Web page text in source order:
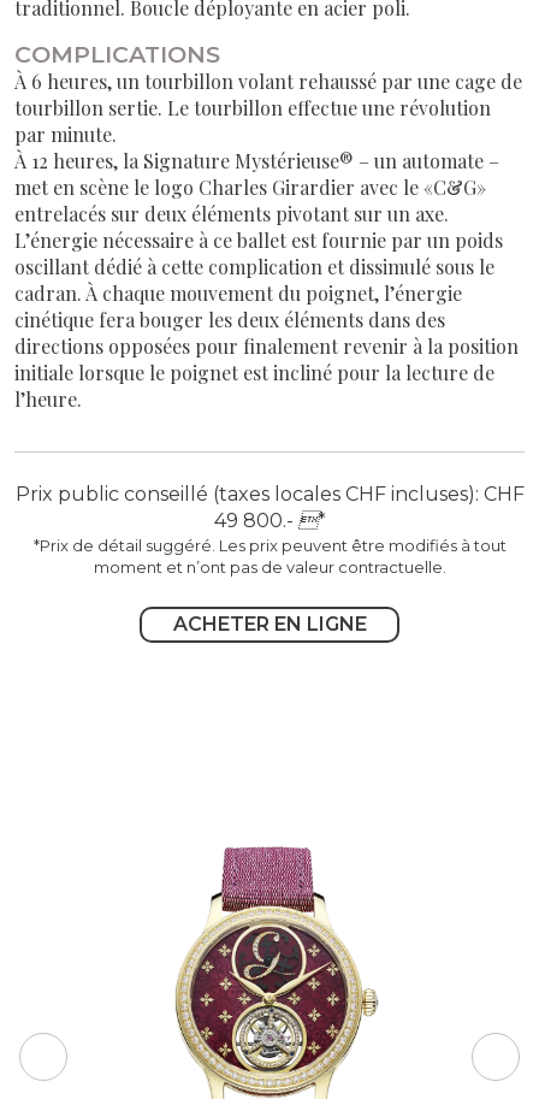
traditionnel. Boucle déployante en acier poli.
COMPLICATIONS
À 6 heures, un tourbillon volant rehaussé par une cage de
tourbillon sertie. Le tourbillon effectue une révolution
par minute.
À 12 heures, la Signature Mystérieuse® – un automate –
met en scène le logo Charles Girardier avec le «C&G»
entrelacés sur deux éléments pivotant sur un axe.
L’énergie nécessaire à ce ballet est fournie par un poids
oscillant dédié à cette complication et dissimulé sous le
cadran. À chaque mouvement du poignet, l’énergie
cinétique fera bouger les deux éléments dans des
directions opposées pour finalement revenir à la position
initiale lorsque le poignet est incliné pour la lecture de
l’heure.
Prix public conseillé (taxes locales CHF incluses): CHF
49 800.- *
*Prix de détail suggéré. Les prix peuvent être modifiés à tout
moment et n’ont pas de valeur contractuelle.
ACHETER EN LIGNE